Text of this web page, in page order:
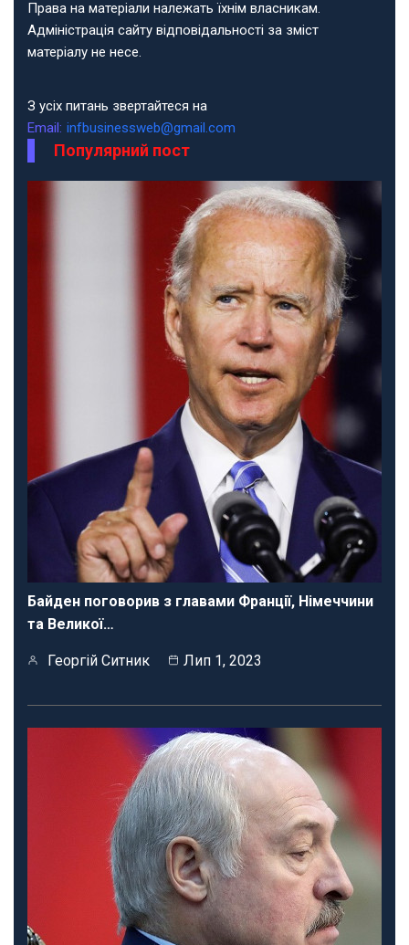
Права на матеріали належать їхнім власникам.
Адміністрація сайту відповідальності за зміст
матеріалу не несе.
З усіх питань звертайтеся на
Email: infbusinessweb@gmail.com
Популярний пост
Байден поговорив з главами Франції, Німеччини
та Великої…
Георгій Ситник Лип 1, 2023